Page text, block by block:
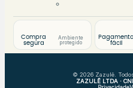
Compra
segura
Ambiente
protegido
Pagamento
fácil
© 2026 Zazulê.
ZAZULÊ LTDA ·